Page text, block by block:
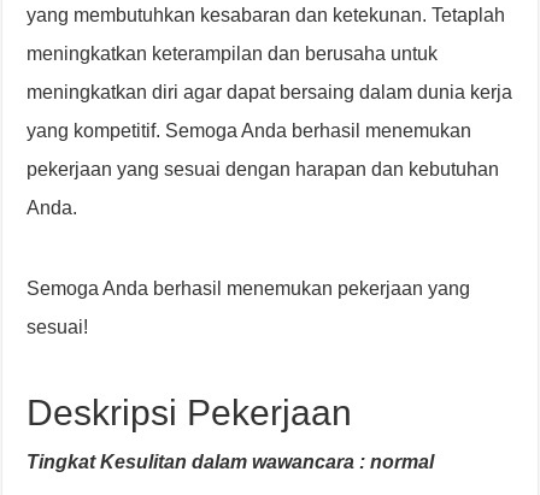
yang membutuhkan kesabaran dan ketekunan. Tetaplah
meningkatkan keterampilan dan berusaha untuk
meningkatkan diri agar dapat bersaing dalam dunia kerja
yang kompetitif. Semoga Anda berhasil menemukan
pekerjaan yang sesuai dengan harapan dan kebutuhan
Anda.
Semoga Anda berhasil menemukan pekerjaan yang
sesuai!
Deskripsi Pekerjaan
Tingkat Kesulitan dalam wawancara : normal